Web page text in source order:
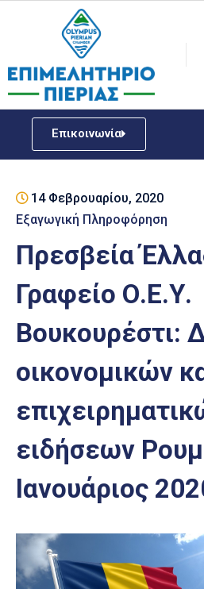
Επικοινωνία
Επιμελητήριο
Νέα
ΓΕΜΗ
Επιχειρηματική
Υποστήριξη
Έκθεση
Παραδοσιακών
Επαγγελμάτων
ΕΒΕΠ-
14 Φεβρουαρίου, 2020
Εξαγωγική Πληροφόρηση
Πρεσβεία
Γραφείο Ο.Ε.Υ.
Βουκουρέστι:
οικονομικών
ειδήσεων
Ιανουάριος